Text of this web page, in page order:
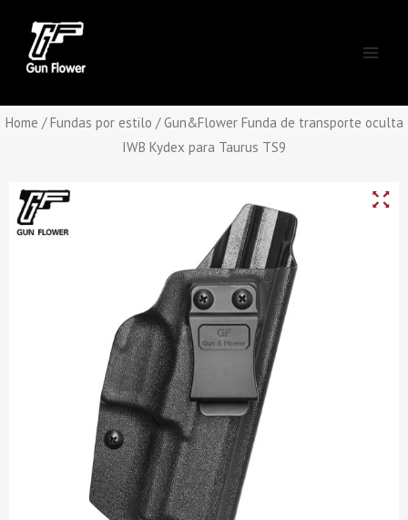
content
Home /Fundas por estilo / Gun&Flower Funda de transporte oculta
IWB Kydex para Taurus TS9